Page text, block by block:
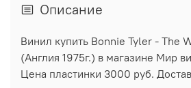
Описание
Винил купить Bonnie Tyler - The
(Англия 1975г.) в магазине Мир
Цена пластинки 3000 руб.